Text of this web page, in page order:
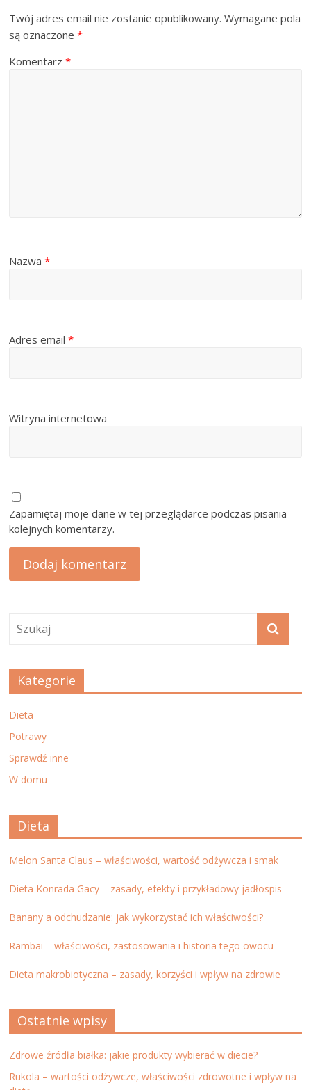
Twój adres email nie zostanie opublikowany. Wymagane pola
są oznaczone*
Komentarz*
Nazwa*
Adres email*
Witryna internetowa
Zapamiętaj moje dane w tej przeglądarce podczas pisania
kolejnych komentarzy.
Kategorie
Dieta
Potrawy
Sprawdź inne
W domu
Dieta
Melon Santa Claus – właściwości, wartość odżywcza i smak
Dieta Konrada Gacy – zasady, efekty i przykładowy jadłospis
Banany a odchudzanie: jak wykorzystać ich właściwości?
Rambai – właściwości, zastosowania i historia tego owocu
Dieta makrobiotyczna – zasady, korzyści i wpływ na zdrowie
Ostatnie wpisy
Zdrowe źródła białka: jakie produkty wybierać w diecie?
Rukola – wartości odżywcze, właściwości zdrowotne i wpływ na